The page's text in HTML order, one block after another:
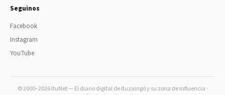
Seguinos
Facebook
Instagram
YouTube
© 2000–2026 ItuNet — El diario digital de Ituzaingó y su zona de influencia ·